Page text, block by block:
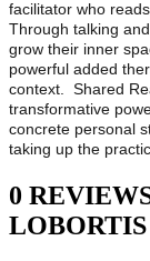
facilitator who
Through talking
grow their inner
powerful added
context. Shared
transformative
concrete personal
taking up the
0
LOBORTIS